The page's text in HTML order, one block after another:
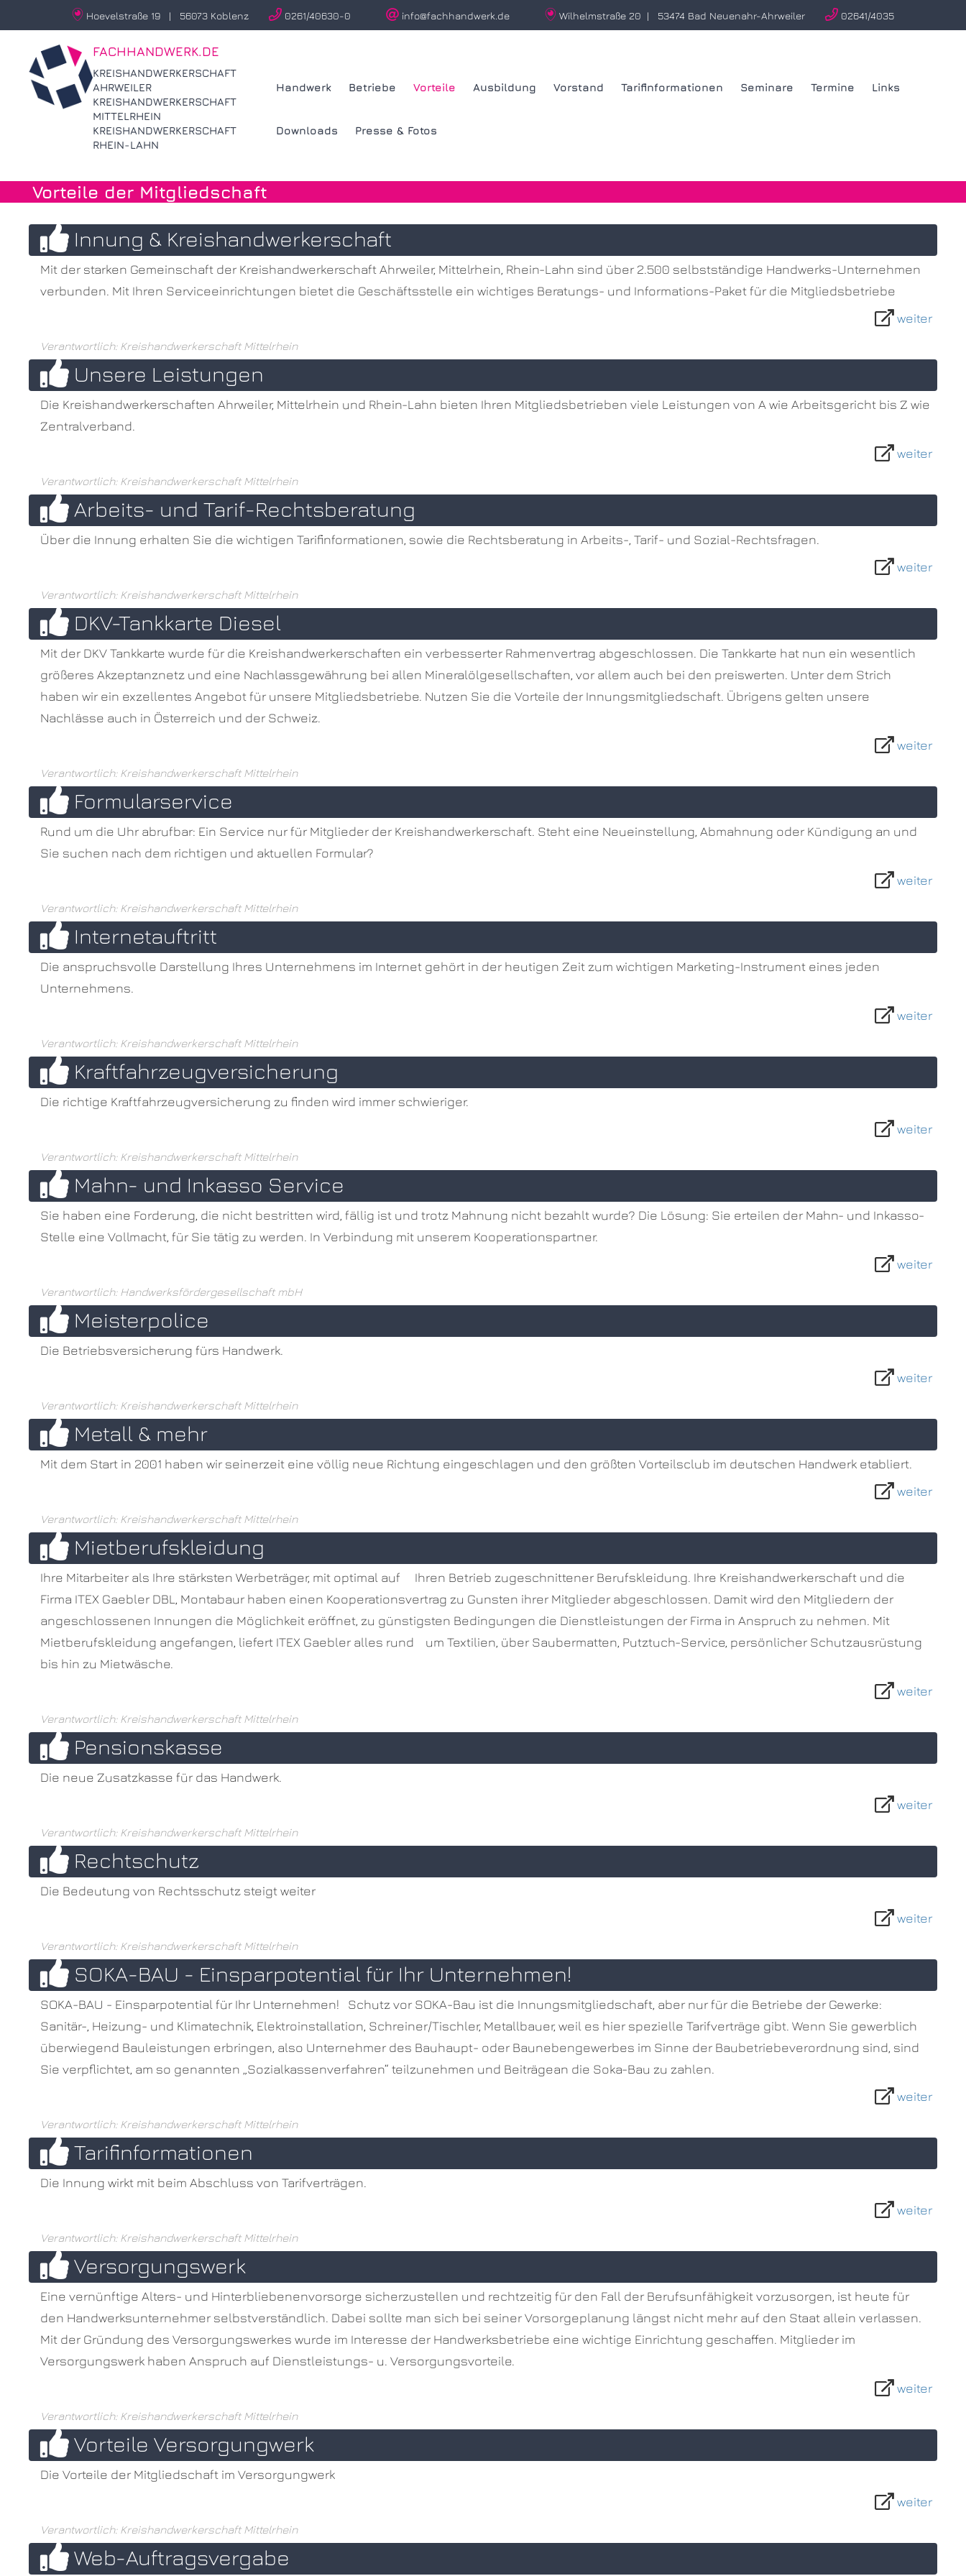
 Hoevelstraße 19 | 56073 Koblenz  0261/40630-0  info@fachhandwerk.de  Wilhelmstraße 20 | 53474 Bad Neuenahr-Ahrweiler  02641/4035
FACHHANDWERK.DE
KREISHANDWERKERSCHAFT
AHRWEILER
KREISHANDWERKERSCHAFT
MITTELRHEIN
KREISHANDWERKERSCHAFT
RHEIN-LAHN
Handwerk Betriebe Vorteile Ausbildung Vorstand Tarifinformationen Seminare Termine Links
Downloads Presse & Fotos
Vorteile der Mitgliedschaft
Innung & Kreishandwerkerschaft
Mit der starken Gemeinschaft der Kreishandwerkerschaft Ahrweiler, Mittelrhein, Rhein-Lahn sind über 2.500 selbstständige Handwerks-Unternehmen
verbunden. Mit Ihren Serviceeinrichtungen bietet die Geschäftsstelle ein wichtiges Beratungs- und Informations-Paket für die Mitgliedsbetriebe
weiter
Verantwortlich: Kreishandwerkerschaft Mittelrhein
Unsere Leistungen
Die Kreishandwerkerschaften Ahrweiler, Mittelrhein und Rhein-Lahn bieten Ihren Mitgliedsbetrieben viele Leistungen von A wie Arbeitsgericht bis Z wie
Zentralverband.
weiter
Verantwortlich: Kreishandwerkerschaft Mittelrhein
Arbeits- und Tarif-Rechtsberatung
Über die Innung erhalten Sie die wichtigen Tarifinformationen, sowie die Rechtsberatung in Arbeits-, Tarif- und Sozial-Rechtsfragen.
weiter
Verantwortlich: Kreishandwerkerschaft Mittelrhein
DKV-Tankkarte Diesel
Mit der DKV Tankkarte wurde für die Kreishandwerkerschaften ein verbesserter Rahmenvertrag abgeschlossen. Die Tankkarte hat nun ein wesentlich
größeres Akzeptanznetz und eine Nachlassgewährung bei allen Mineralölgesellschaften, vor allem auch bei den preiswerten. Unter dem Strich
haben wir ein exzellentes Angebot für unsere Mitgliedsbetriebe. Nutzen Sie die Vorteile der Innungsmitgliedschaft. Übrigens gelten unsere
Nachlässe auch in Österreich und der Schweiz.
weiter
Verantwortlich: Kreishandwerkerschaft Mittelrhein
Formularservice
Rund um die Uhr abrufbar: Ein Service nur für Mitglieder der Kreishandwerkerschaft. Steht eine Neueinstellung, Abmahnung oder Kündigung an und
Sie suchen nach dem richtigen und aktuellen Formular?
weiter
Verantwortlich: Kreishandwerkerschaft Mittelrhein
Internetauftritt
Die anspruchsvolle Darstellung Ihres Unternehmens im Internet gehört in der heutigen Zeit zum wichtigen Marketing-Instrument eines jeden
Unternehmens.
weiter
Verantwortlich: Kreishandwerkerschaft Mittelrhein
Kraftfahrzeugversicherung
Die richtige Kraftfahrzeugversicherung zu finden wird immer schwieriger.
weiter
Verantwortlich: Kreishandwerkerschaft Mittelrhein
Mahn- und Inkasso Service
Sie haben eine Forderung, die nicht bestritten wird, fällig ist und trotz Mahnung nicht bezahlt wurde? Die Lösung: Sie erteilen der Mahn- und Inkasso-
Stelle eine Vollmacht, für Sie tätig zu werden. In Verbindung mit unserem Kooperationspartner.
weiter
Verantwortlich: Handwerksfördergesellschaft mbH
Meisterpolice
Die Betriebsversicherung fürs Handwerk.
weiter
Verantwortlich: Kreishandwerkerschaft Mittelrhein
Metall & mehr
Mit dem Start in 2001 haben wir seinerzeit eine völlig neue Richtung eingeschlagen und den größten Vorteilsclub im deutschen Handwerk etabliert.
weiter
Verantwortlich: Kreishandwerkerschaft Mittelrhein
Mietberufskleidung
Ihre Mitarbeiter als Ihre stärksten Werbeträger, mit optimal auf Ihren Betrieb zugeschnittener Berufskleidung. Ihre Kreishandwerkerschaft und die
Firma ITEX Gaebler DBL, Montabaur haben einen Kooperationsvertrag zu Gunsten ihrer Mitglieder abgeschlossen. Damit wird den Mitgliedern der
angeschlossenen Innungen die Möglichkeit eröffnet, zu günstigsten Bedingungen die Dienstleistungen der Firma in Anspruch zu nehmen. Mit
Mietberufskleidung angefangen, liefert ITEX Gaebler alles rund um Textilien, über Saubermatten, Putztuch-Service, persönlicher Schutzausrüstung
bis hin zu Mietwäsche.
weiter
Verantwortlich: Kreishandwerkerschaft Mittelrhein
Pensionskasse
Die neue Zusatzkasse für das Handwerk.
weiter
Verantwortlich: Kreishandwerkerschaft Mittelrhein
Rechtschutz
Die Bedeutung von Rechtsschutz steigt weiter
weiter
Verantwortlich: Kreishandwerkerschaft Mittelrhein
SOKA-BAU - Einsparpotential für Ihr Unternehmen!
SOKA-BAU - Einsparpotential für Ihr Unternehmen! Schutz vor SOKA-Bau ist die Innungsmitgliedschaft, aber nur für die Betriebe der Gewerke:
Sanitär-, Heizung- und Klimatechnik, Elektroinstallation, Schreiner/Tischler, Metallbauer, weil es hier spezielle Tarifverträge gibt. Wenn Sie gewerblich
überwiegend Bauleistungen erbringen, also Unternehmer des Bauhaupt- oder Baunebengewerbes im Sinne der Baubetriebeverordnung sind, sind
Sie verpflichtet, am so genannten „Sozialkassenverfahren“ teilzunehmen und Beiträgean die Soka-Bau zu zahlen.
weiter
Verantwortlich: Kreishandwerkerschaft Mittelrhein
Tarifinformationen
Die Innung wirkt mit beim Abschluss von Tarifverträgen.
weiter
Verantwortlich: Kreishandwerkerschaft Mittelrhein
Versorgungswerk
Eine vernünftige Alters- und Hinterbliebenenvorsorge sicherzustellen und rechtzeitig für den Fall der Berufsunfähigkeit vorzusorgen, ist heute für
den Handwerksunternehmer selbstverständlich. Dabei sollte man sich bei seiner Vorsorgeplanung längst nicht mehr auf den Staat allein verlassen.
Mit der Gründung des Versorgungswerkes wurde im Interesse der Handwerksbetriebe eine wichtige Einrichtung geschaffen. Mitglieder im
Versorgungswerk haben Anspruch auf Dienstleistungs- u. Versorgungsvorteile.
weiter
Verantwortlich: Kreishandwerkerschaft Mittelrhein
Vorteile Versorgungwerk
Die Vorteile der Mitgliedschaft im Versorgungwerk
weiter
Verantwortlich: Kreishandwerkerschaft Mittelrhein
Web-Auftragsvergabe